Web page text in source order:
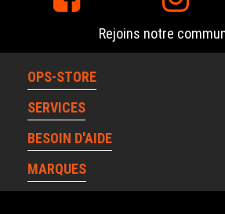
Rejoins notre
OPS-STORE
SERVICES
BESOIN D'AIDE
MARQUES